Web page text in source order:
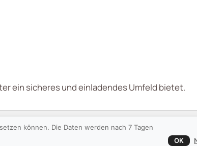
ein sicheres und einladendes Umfeld bietet.
können. Die Daten werden nach 7 Tagen
OK